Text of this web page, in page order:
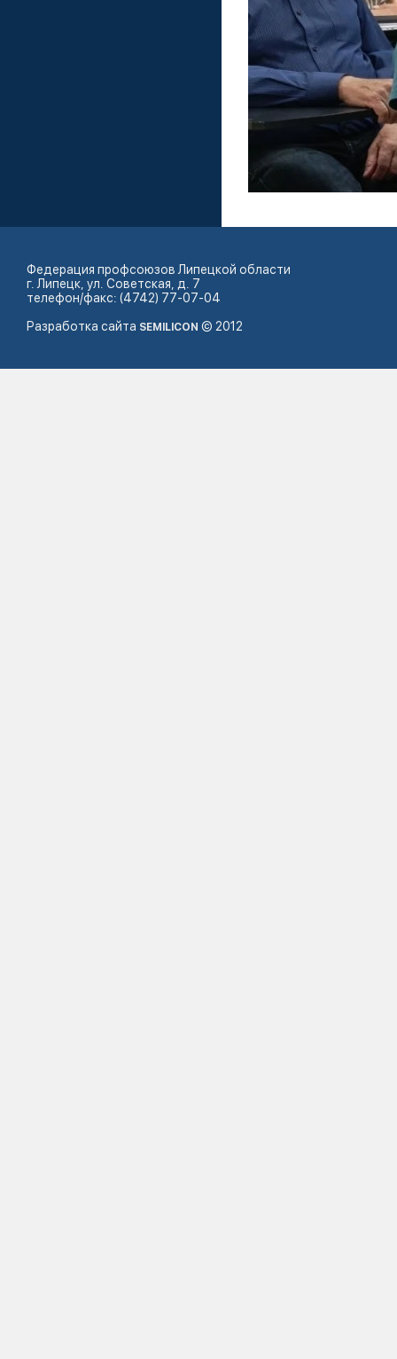
Федерация профсоюзов Липецкой области
г. Липецк, ул. Советская, д. 7
телефон/факс: (4742) 77-07-04
Разработка сайта SEMILICON © 2012